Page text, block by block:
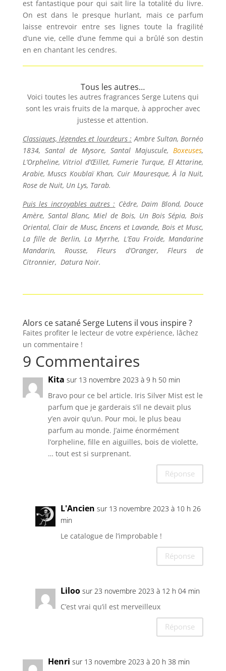
est fantastique pour qui sait lire la totalité du livre.
On est dans le presque hurlant, mais ce parfum
laisse entrevoir entre ses lignes toute la fragilité
d’une vie, celle d’une femme qui a brûlé son destin
en en chantant les cendres.
Tous les autres…
Voici toutes les autres fragrances Serge Lutens qui
sont les vrais fruits de la marque, à approcher avec
justesse et attention.
Classiques, légendes et lourdeurs : Ambre Sultan, Bornéo
1834, Santal de Mysore, Santal Majuscule,Boxeuses,
L’Orpheline, Vitriol d’Œillet, Fumerie Turque, El Attarine,
Arabie, Muscs Koublaï Khan, Cuir Mauresque, À la Nuit,
Rose de Nuit, Un Lys, Tarab.
Puis les incroyables autres : Cèdre, Daim Blond, Douce
Amère, Santal Blanc, Miel de Bois, Un Bois Sépia, Bois
Oriental, Clair de Musc, Encens et Lavande, Bois et Musc,
La fille de Berlin, La Myrrhe, L’Eau Froide, Mandarine
Mandarin, Rousse, Fleurs d’Oranger, Fleurs de
Citronnier, Datura Noir.
Alors ce satané Serge Lutens il vous inspire ?
Faites profiter le lecteur de votre expérience, lâchez
un commentaire !
9 Commentaires
Kita sur 13 novembre 2023 à 9 h 50 min
Bravo pour ce bel article. Iris Silver Mist est le
parfum que je garderais s’il ne devait plus
y’en avoir qu’un. Pour moi, le plus beau
parfum au monde. J’aime énormément
l’orpheline, fille en aiguilles, bois de violette,
… tout est si surprenant.
Réponse
L'Ancien sur 13 novembre 2023 à 10 h 26
min
Le catalogue de l’improbable !
Réponse
Liloo sur 23 novembre 2023 à 12 h 04 min
C’est vrai qu’il est merveilleux
Réponse
Henri sur 13 novembre 2023 à 20 h 38 min